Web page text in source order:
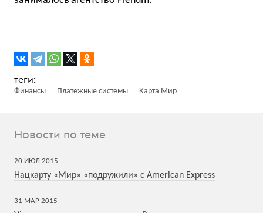
Финансы Платежные системы Карта Мир
Новости по теме
20 ИЮЛ 2015
Нацкарту «Мир» «подружили» с American Express
31 МАР 2015